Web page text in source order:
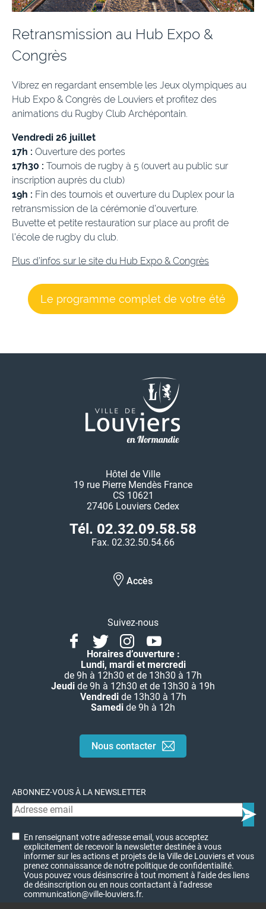
Retransmission au Hub Expo &
Congrès
Vibrez en regardant ensemble les Jeux olympiques au
Hub Expo & Congrès de Louviers et profitez des
animations du Rugby Club Archépontain.
Vendredi 26 juillet
17h : Ouverture des portes
17h30 : Tournois de rugby à 5 (ouvert au public sur
inscription auprès du club)
19h : Fin des tournois et ouverture du Duplex pour la
retransmission de la cérémonie d’ouverture.
Buvette et petite restauration sur place au profit de
l’école de rugby du club.
Plus d’infos sur le site du Hub Expo & Congrès
Le programme complet de votre été
Hôtel de Ville
19 rue Pierre Mendès France
CS 10621
27406 Louviers Cedex
Tél. 02.32.09.58.58
Fax. 02.32.50.54.66
Accès
Suivez-nous
FacebookTwitterInstagramYoutube
Horaires d’ouverture :
Lundi, mardi et mercredi
de 9h à 12h30 et de 13h30 à 17h
Jeudi de 9h à 12h30 et de 13h30 à 19h
Vendredide 13h30 à 17h
Samedi de 9h à 12h
Nous contacter
ABONNEZ-VOUS À LA NEWSLETTER
En renseignant votre adresse email, vous acceptez
explicitement de recevoir la newsletter destinée à vous
informer sur les actions et projets de la Ville de Louviers et vous
prenez connaissance de notre politique de confidentialité.
Vous pouvez vous désinscrire à tout moment à l’aide des liens
de désinscription ou en nous contactant à l’adresse
communication@ville-louviers.fr.